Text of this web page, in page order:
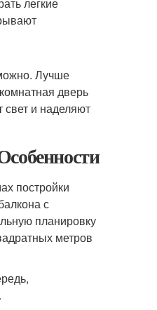
Лучше
дверь
свет и наделяют
постройки
с
планировку
метров